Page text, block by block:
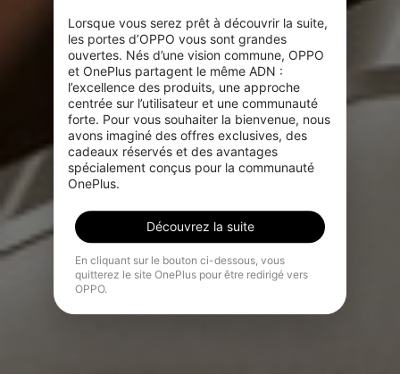
Lorsque vous serez prêt à découvrir la suite,
les portes d’OPPO vous sont grandes
ouvertes. Nés d’une vision commune, OPPO
et OnePlus partagent le même ADN :
l’excellence des produits, une approche
centrée sur l’utilisateur et une communauté
forte. Pour vous souhaiter la bienvenue, nous
avons imaginé des offres exclusives, des
cadeaux réservés et des avantages
spécialement conçus pour la communauté
OnePlus.
Découvrez la suite
En cliquant sur le bouton ci-dessous, vous
quitterez le site OnePlus pour être redirigé vers
OPPO.